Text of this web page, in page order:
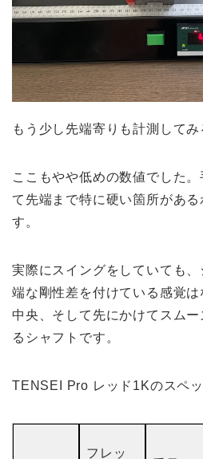
もう少し先端寄りも計測してみ
ここもやや低めの数値でした
て先端まで特に硬い箇所があ
す。
実際にスイングをしていても
端な剛性差を付けている感覚
中央、そして先にかけてスム
るシャフトです。
TENSEI Pro レッド1Kのスペ
フレッ